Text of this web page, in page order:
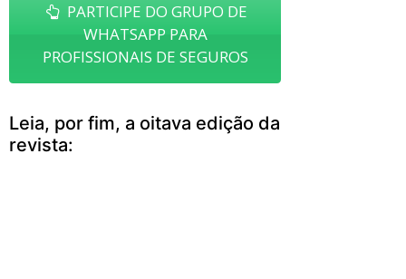
PARTICIPE DO GRUPO DE
WHATSAPP PARA
PROFISSIONAIS DE SEGUROS
Leia, por fim, a oitava edição da
revista: